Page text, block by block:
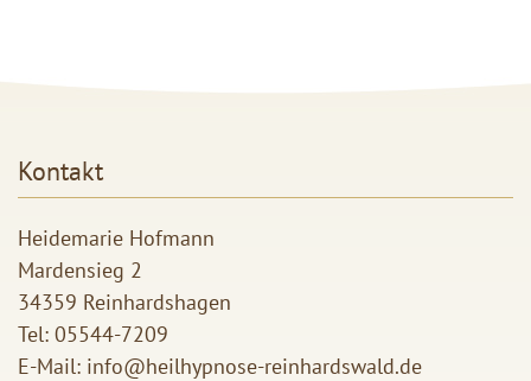
Kontakt
Heidemarie Hofmann
Mardensieg 2
34359 Reinhardshagen
Tel: 05544-7209
E-Mail: info@heilhypnose-reinhardswald.de